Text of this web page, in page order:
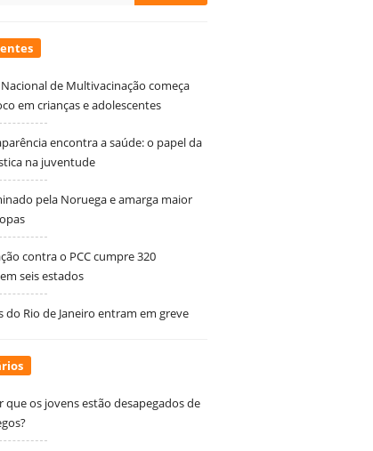
de Multivacinação começa
em crianças e adolescentes
encontra a saúde: o papel da
na juventude
pela Noruega e amarga maior
contra o PCC cumpre 320
seis estados
do Rio de Janeiro entram em greve
que os jovens estão desapegados de